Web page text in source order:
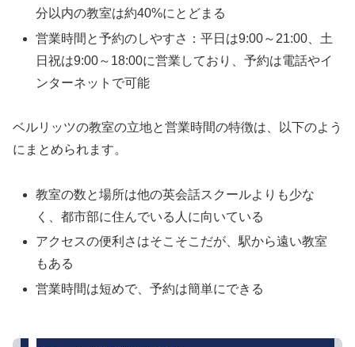
分以内の教室は約40%にとどまる
営業時間と予約のしやすさ：平日は9:00～21:00、土
日祝は9:00～18:00に営業しており、予約は電話やイ
ンターネットで可能
ベルリッツの教室の立地と営業時間の特徴は、以下のよう
にまとめられます。
教室の数と場所は他の英会話スクールよりも少な
く、都市部に住んでいる人に向いている
アクセスの便利さはそこそこだが、駅から遠い教室
もある
営業時間は短めで、予約は簡単にできる